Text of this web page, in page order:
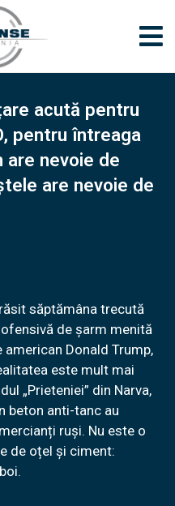
acută pentru
pentru întreaga
are nevoie de
are nevoie de
săptămâna trecută
de șarm menită
Donald Trump,
este mult mai
„Prieteniei” din Narva,
beton anti-tanc au
ruși. Nu este o
de oțel și ciment: